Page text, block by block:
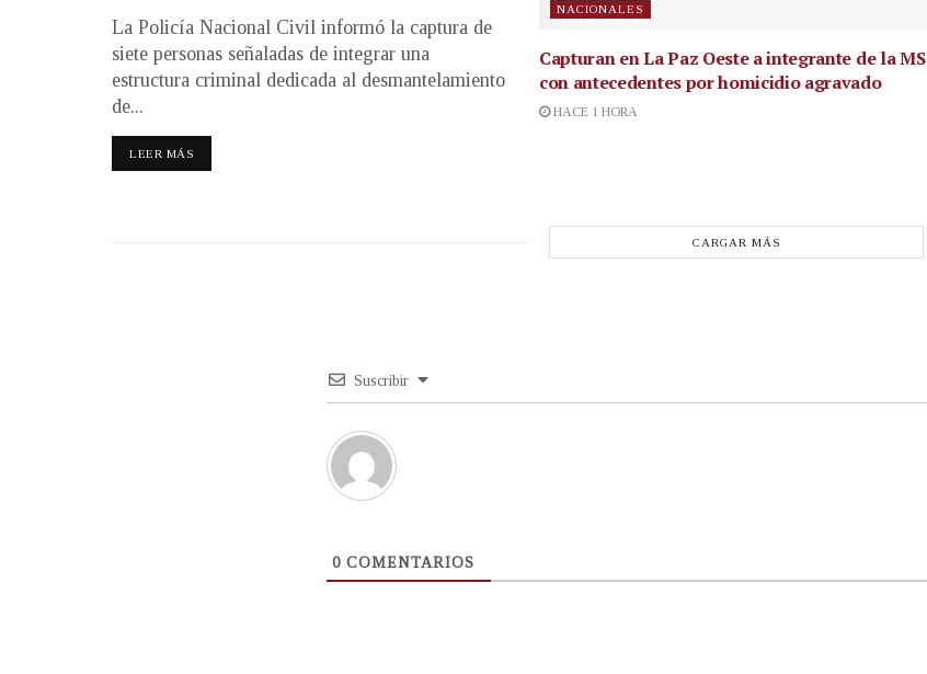
La Policía Nacional Civil informó la captura de
siete personas señaladas de integrar una
estructura criminal dedicada al desmantelamiento
de...
LEER MÁS
NACIONALES
Capturan en La Paz Oeste a integrante de la MS
con antecedentes por homicidio agravado
HACE 1 HORA
CARGAR MÁS
Suscribir
0 COMENTARIOS